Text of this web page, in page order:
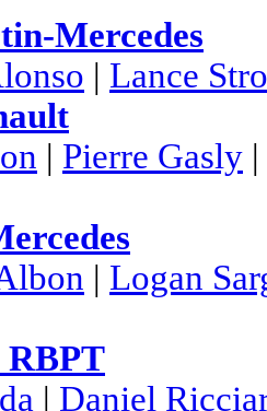
Mercedes
| Lance
| Pierre Gasly |
| Logan
RBPT
| Daniel